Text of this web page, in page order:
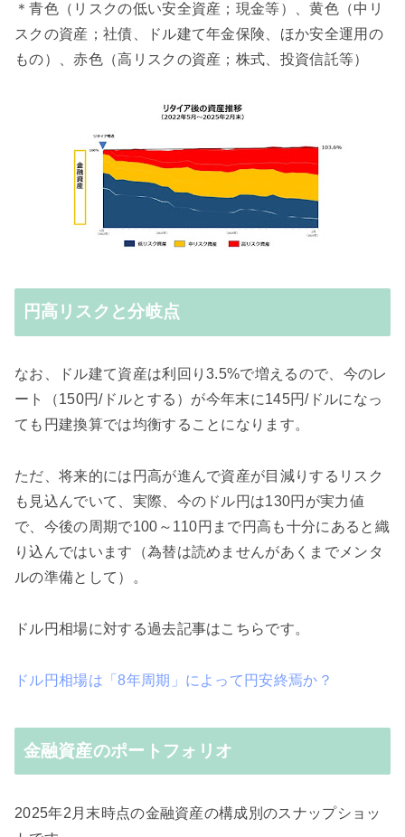
＊青色（リスクの低い安全資産；現金等）、黄色（中リ
スクの資産；社債、ドル建て年金保険、ほか安全運用の
もの）、赤色（高リスクの資産；株式、投資信託等）
円高リスクと分岐点
なお、ドル建て資産は利回り3.5%で増えるので、今のレ
ート（150円/ドルとする）が今年末に145円/ドルになっ
ても円建換算では均衡することになります。
ただ、将来的には円高が進んで資産が目減りするリスク
も見込んでいて、実際、今のドル円は130円が実力値
で、今後の周期で100～110円まで円高も十分にあると織
り込んではいます（為替は読めませんがあくまでメンタ
ルの準備として）。
ドル円相場に対する過去記事はこちらです。
ドル円相場は「8年周期」によって円安終焉か？
金融資産のポートフォリオ
2025年2月末時点の金融資産の構成別のスナップショッ